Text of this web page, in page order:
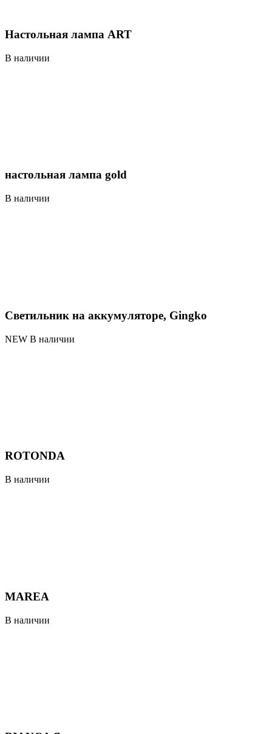
Настольная лампа ART
В наличии
настольная лампа gold
В наличии
Светильник на аккумуляторе, Gingko
NEW В наличии
ROTONDA
В наличии
MAREA
В наличии